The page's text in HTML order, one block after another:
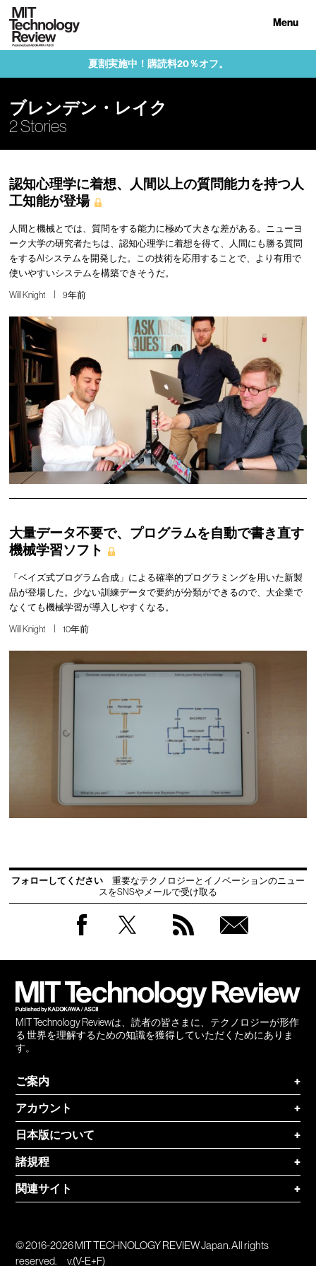
Menu
夏割実施中！購読料20％オフ。
ブレンデン・レイク
2 Stories
認知心理学に着想、人間以上の質問能力を持つ人
工知能が登場
人間と機械とでは、質問をする能力に極めて大きな差がある。ニューヨ
ーク大学の研究者たちは、認知心理学に着想を得て、人間にも勝る質問
をするAIシステムを開発した。この技術を応用することで、より有用で
使いやすいシステムを構築できそうだ。
Will Knight 9年前
大量データ不要で、プログラムを自動で書き直す
機械学習ソフト
「ベイズ式プログラム合成」による確率的プログラミングを用いた新製
品が登場した。少ない訓練データで要約が分類ができるので、大企業で
なくても機械学習が導入しやすくなる。
Will Knight 10年前
フォローしてください
重要なテクノロジーとイノベーションのニュー
スをSNSやメールで受け取る
MIT Technology Reviewは、読者の皆さまに、テクノロジーが形作
る 世界を理解するための知識を獲得していただくためにありま
す。
ご案内
+
アカウント
+
日本版について
+
諸規程
+
関連サイト
+
© 2016-2026 MIT TECHNOLOGY REVIEW Japan. All rights
reserved.
v.(V-E+F)